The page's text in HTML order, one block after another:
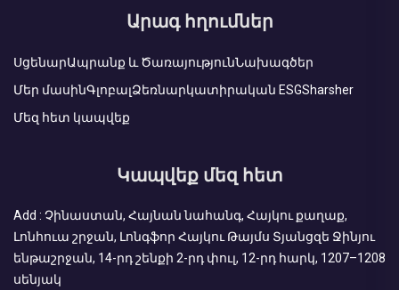
Արագ հղումներ
ՍցենարԱպրանք և ԾառայությունՆախագծեր
Մեր մասինԳլոբալՁեռնարկատիրական ESGSharsher
Մեզ հետ կապվեք
Կապվեք մեզ հետ
Add : Չինաստան, Հայնան նահանգ, Հայկու քաղաք,
Լոնհուա շրջան, Լոնգֆոր Հայկու Թայմս Տյանցզե Ջինյու
ենթաշրջան, 14-րդ շենքի 2-րդ փուլ, 12-րդ հարկ, 1207–1208
սենյակ